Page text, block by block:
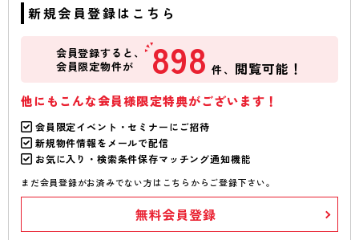
新規会員登録はこちら
会員登録すると、
会員限定物件が
898 件、 閲覧可能！
他にもこんな会員様限定特典がございます！
会員限定イベント・セミナーにご招待
新規物件情報をメールで配信
お気に入り・検索条件保存マッチング通知機能
まだ会員登録がお済みでない方はこちらからご登録下さい。
無料会員登録